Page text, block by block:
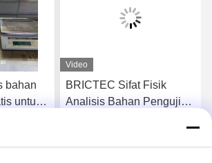
bahan
untuk
tanah
Terbaik
Video
BRICTEC Sifat Fisik
Analisis Bahan Pengujian
Dapatkan Harga Terbaik